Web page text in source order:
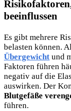
beeinflussen
Es gibt mehrere
belasten können.
Übergewicht und
Faktoren führen
negativ auf die
auswirken. Der
Blutgefäße
führen.